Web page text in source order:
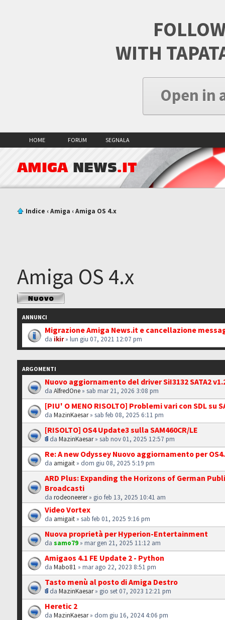
WITH
Open in
HOME FORUM SEGNALA
AMIGA NEWS.IT
Indice ‹Amiga ‹Amiga OS 4.x
Amiga OS 4.x
Scrivi un nuovo
argomento
ANNUNCI
Migrazione Amiga News.it e cancellazione
da ikir» lun giu 07, 2021 12:07 pm
ARGOMENTI
Nuovo aggiornamento del driver SiI3132 SATA2
daAlfredOne » sab mar 21, 2026 3:08 pm
[PIU' O MENO RISOLTO] Problemi vari con SDL su
daMazinKaesar» sab feb 08, 2025 6:11 pm
[RISOLTO] OS4 Update3 sulla SAM460CR/LE
daMazinKaesar» sab nov 01, 2025 12:57 pm
Re: A new Odyssey Nuovo aggiornamento per
da amigait » dom giu 08, 2025 5:19 pm
ARD Plus: Expanding the Horizons of German
Broadcasti
darodeoneerer» gio feb 13, 2025 10:41 am
Video Vortex
da amigait » sab feb 01, 2025 9:16 pm
Nuova proprietà per Hyperion-Entertainment
da samo79 » mar gen 21, 2025 11:12 am
Amigaos 4.1 FE Update 2 - Python
daMabo81 » mar ago 22, 2023 8:51 pm
Tasto menù al posto di Amiga Destro
daMazinKaesar» gio set 07, 2023 12:21 pm
Heretic 2
daMazinKaesar» dom giu 16, 2024 4:06 pm